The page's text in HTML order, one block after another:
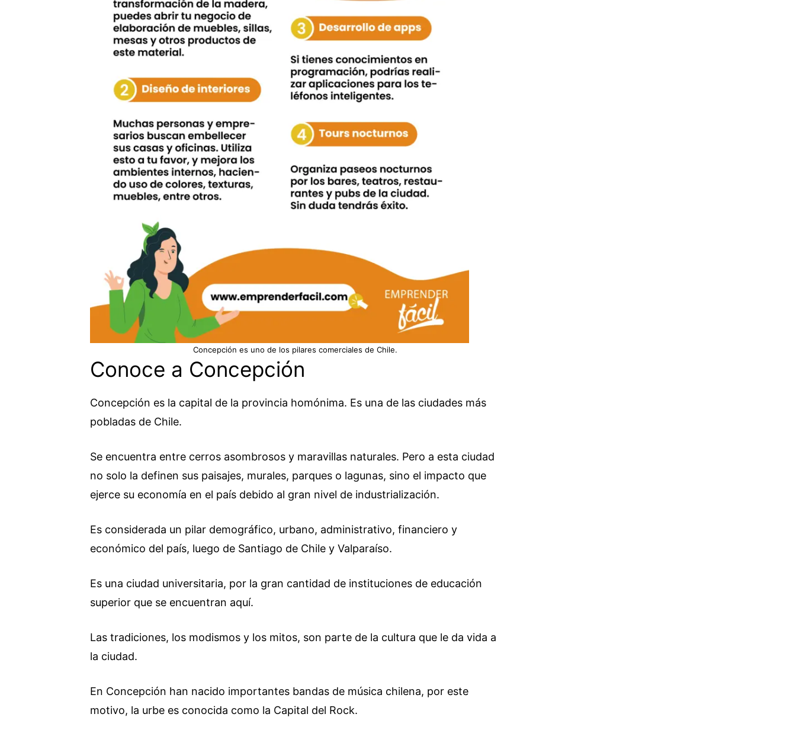
Concepción es uno de los pilares comerciales de Chile.
Conoce a Concepción
Concepción es la capital de la provincia homónima. Es una de las ciudades más
pobladas de Chile.
Se encuentra entre cerros asombrosos y maravillas naturales. Pero a esta ciudad
no solo la definen sus paisajes, murales, parques o lagunas, sino el impacto que
ejerce su economía en el país debido al gran nivel de industrialización.
Es considerada un pilar demográfico, urbano, administrativo, financiero y
económico del país, luego de Santiago de Chile y Valparaíso.
Es una ciudad universitaria, por la gran cantidad de instituciones de educación
superior que se encuentran aquí.
Las tradiciones, los modismos y los mitos, son parte de la cultura que le da vida a
la ciudad.
En Concepción han nacido importantes bandas de música chilena, por este
motivo, la urbe es conocida como la Capital del Rock.